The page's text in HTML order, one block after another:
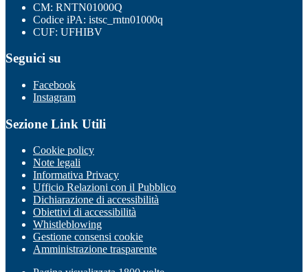
CM: RNTN01000Q
Codice iPA: istsc_rntn01000q
CUF: UFHIBV
Seguici su
Facebook
Instagram
Sezione Link Utili
Cookie policy
Note legali
Informativa Privacy
Ufficio Relazioni con il Pubblico
Dichiarazione di accessibilità
Obiettivi di accessibilità
Whistleblowing
Gestione consensi cookie
Amministrazione trasparente